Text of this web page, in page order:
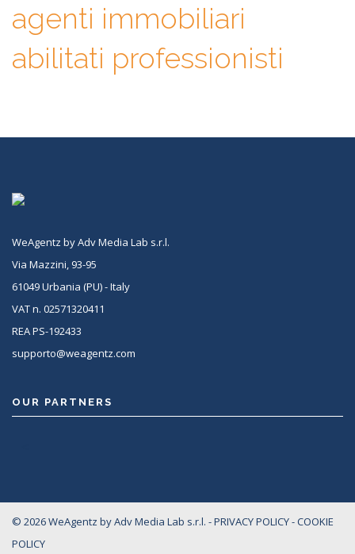
agenti immobiliari
abilitati professionisti
WeAgentz by Adv Media Lab s.r.l.
Via Mazzini, 93-95
61049 Urbania (PU) - Italy
VAT n. 02571320411
REA PS-192433
supporto@weagentz.com
OUR PARTNERS
© 2026 WeAgentz by Adv Media Lab s.r.l. -PRIVACY POLICY-COOKIE
POLICY